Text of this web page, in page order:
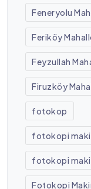
Feneryolu
Feriköy
Feyzullah
Firuzköy
fotokop
fotokopi
fotokopi
Fotokopi